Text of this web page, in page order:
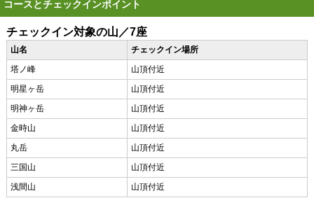
コースとチェックインポイント
チェックイン対象の山／7座
山名
チェックイン場所
塔ノ峰
山頂付近
明星ヶ岳
山頂付近
明神ヶ岳
山頂付近
金時山
山頂付近
丸岳
山頂付近
三国山
山頂付近
浅間山
山頂付近